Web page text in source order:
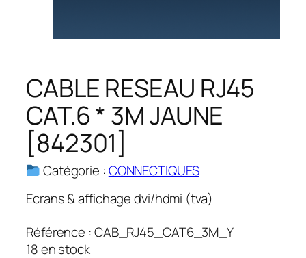
CABLE RESEAU RJ45
CAT.6 * 3M JAUNE
[842301]
Catégorie :CONNECTIQUES
Ecrans & affichage dvi/hdmi (tva)
Référence :CAB_RJ45_CAT6_3M_Y
18 en stock